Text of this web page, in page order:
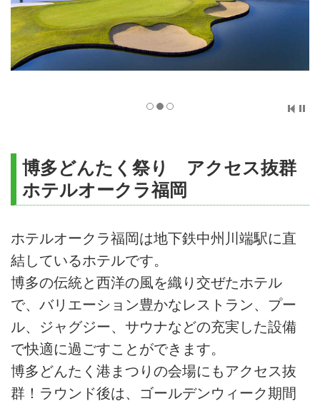
博多どんたく祭り アクセス抜群
ホテルオークラ福岡
ホテルオークラ福岡は地下鉄中州川端駅に直
結しているホテルです。
博多の伝統と西洋の風を織り交ぜたホテル
で、バリエーション豊かなレストラン、プー
ル、ジャグジー、サウナなどの充実した設備
で快適に過ごすことができます。
博多どんたく港まつりの会場にもアクセス抜
群！ラウンド後は、ゴールデンウィーク期間